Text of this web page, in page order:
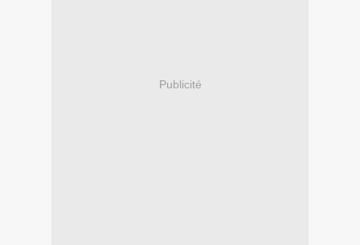
Publicité